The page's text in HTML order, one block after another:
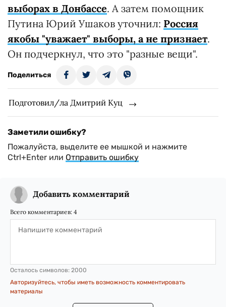
выборах в Донбассе. А затем помощник
Путина Юрий Ушаков уточнил: Россия
якобы "уважает" выборы, а не признает.
Он подчеркнул, что это "разные вещи".
Поделиться
Подготовил/ла Дмитрий Куц
Заметили ошибку?
Пожалуйста, выделите ее мышкой и нажмите
Ctrl+Enter или Отправить ошибку
Добавить комментарий
Всего комментариев: 4
Осталось символов: 2000
Авторизуйтесь, чтобы иметь возможность комментировать
материалы